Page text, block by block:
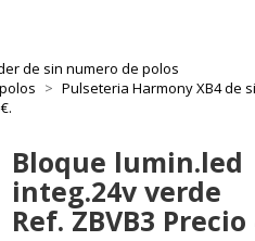
de sin numero de polos
Pulseteria Harmony XB4 de
Bloque lumin.led
integ.24v verde
Ref. ZBVB3 Precio